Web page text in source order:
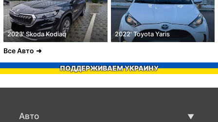
2023' Skoda Kodiaq 2022' Toyota Yaris
Все Авто
ПОДДЕРЖИВАЕМ УКРАИНУ
Авто